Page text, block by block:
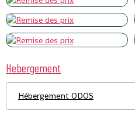
Hebergement
Hébergement ODOS